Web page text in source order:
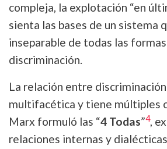
compleja, la explotación “en
sienta las bases de un sistema
inseparable de todas las
discriminación.
La relación entre
multifacética y tiene múltiples
Marx formuló las “4 Todas”4,
relaciones internas y